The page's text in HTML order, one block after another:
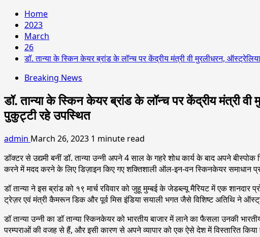
Home
2023
March
26
डॉ. तान्या के स्किन केयर ब्रांड के लॉन्च पर केंद्रीय मंत्री वी मुरलीधरन,
Breaking News
डॉ. तान्या के स्किन केयर ब्रांड के लॉन्च पर केंद्रीय मंत्री
पुकुट्टी रहे उपस्थित
admin March 26, 2023 1 minute read
डॉक्टर से उद्यमी बनीं डॉ. तान्या उन्नी अपने 4 साल के गहरे शोध कार्य के बाद अपने
करने में मदद करने के लिए डिज़ाइन किए गए शक्तिशाली ऑल-इन-वन स्किनकेयर समाधान
डॉ तान्या ने इस ब्रांड को १९ मार्च रविवार को जुहू मुम्बई के जेडब्ल्यू मैरियट में एक
ट्रेज़र एवं मंत्री कैमरून डिक और पूर्व मिस इंडिया सयाली भगत जैसे विशिष्ट अतिथि ने
डॉ तान्या उन्नी का डॉ तान्या स्किनकेयर को भारतीय बाजार में लाने का फैसला उनकी
परम्पराओं की वजह से हैं, और इसी कारण से अपने व्यापार को एक ऐसे देश में विस्तारित